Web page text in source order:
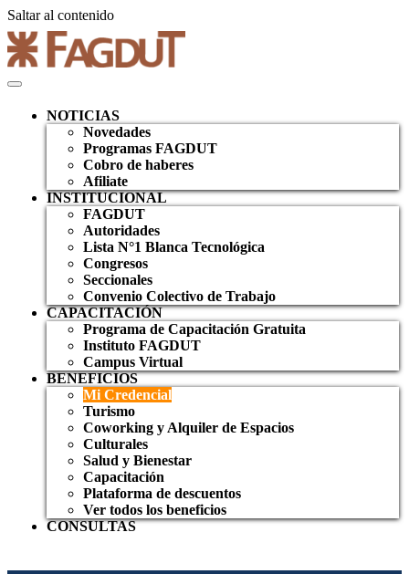
Saltar al contenido
NOTICIAS
Novedades
Programas FAGDUT
Cobro de haberes
Afiliate
INSTITUCIONAL
FAGDUT
Autoridades
Lista N°1 Blanca Tecnológica
Congresos
Seccionales
Convenio Colectivo de Trabajo
CAPACITACIÓN
Programa de Capacitación Gratuita
Instituto FAGDUT
Campus Virtual
BENEFICIOS
Mi Credencial
Turismo
Coworking y Alquiler de Espacios
Culturales
Salud y Bienestar
Capacitación
Plataforma de descuentos
Ver todos los beneficios
CONSULTAS